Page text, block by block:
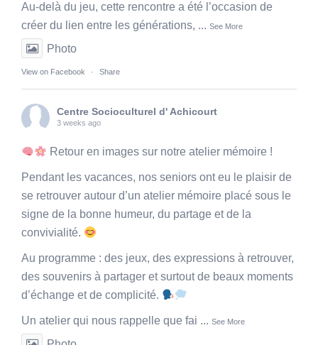
Au-delà du jeu, cette rencontre a été l’occasion de
créer du lien entre les générations, ... See More
Photo
View on Facebook · Share
Centre Socioculturel d' Achicourt
3 weeks ago
Retour en images sur notre atelier mémoire !
Pendant les vacances, nos seniors ont eu le plaisir de
se retrouver autour d’un atelier mémoire placé sous le
signe de la bonne humeur, du partage et de la
convivialité.
Au programme : des jeux, des expressions à retrouver,
des souvenirs à partager et surtout de beaux moments
d’échange et de complicité.
Un atelier qui nous rappelle que fai ... See More